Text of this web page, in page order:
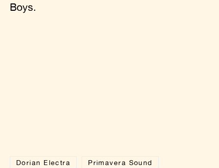
Boys.
Dorian Electra Primavera Sound